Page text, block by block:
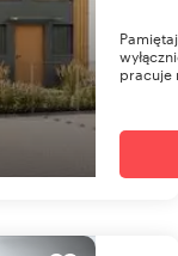
pracuje